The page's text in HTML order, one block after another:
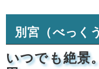
別宮（べっく
いつでも絶景